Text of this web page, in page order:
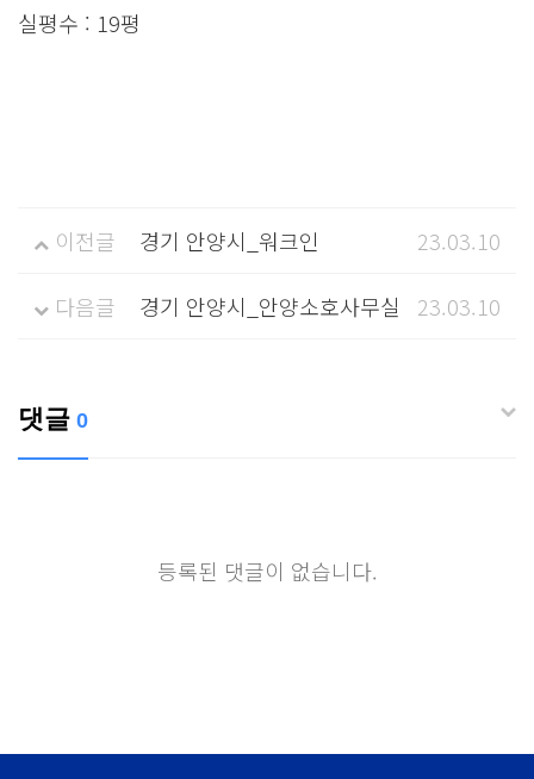
실평수 : 19평
이전글 경기 안양시_워크인 23.03.10
다음글 경기 안양시_안양소호사무실 23.03.10
댓글 0
등록된 댓글이 없습니다.